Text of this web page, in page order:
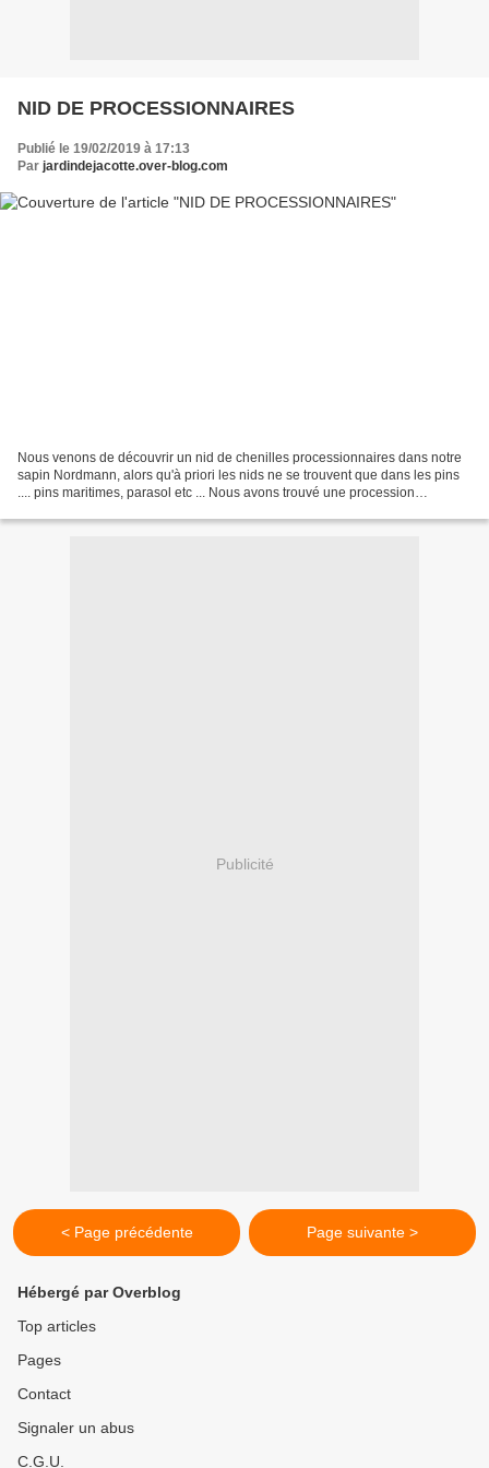
NID DE PROCESSIONNAIRES
Publié le 19/02/2019 à 17:13
Par jardindejacotte.over-blog.com
Nous venons de découvrir un nid de chenilles processionnaires dans notre
sapin Nordmann, alors qu'à priori les nids ne se trouvent que dans les pins
.... pins maritimes, parasol etc ... Nous avons trouvé une procession
Publicité
< Page précédente Page suivante >
Hébergé par Overblog
Top articles
Pages
Contact
Signaler un abus
C.G.U.